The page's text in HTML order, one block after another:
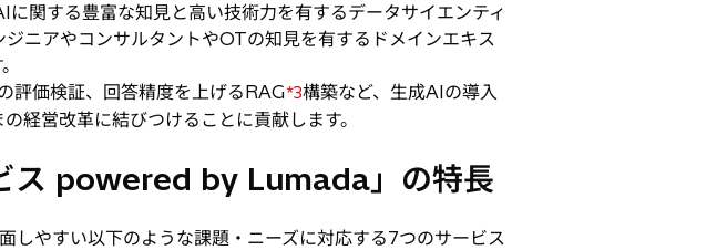
関する豊富な知見と高い技術力を有するデータサイエンティ
ニアやコンサルタントやOTの知見を有するドメインエキス
評価検証、回答精度を上げるRAG*3構築など、生成AIの導入
経営改革に結びつけることに貢献します。
ス powered by Lumada」の特長
しやすい以下のような課題・ニーズに対応する7つのサービス